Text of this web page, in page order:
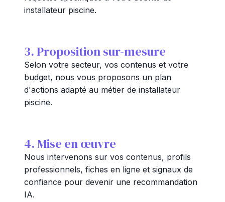
installateur piscine.
3. Proposition sur-mesure
Selon votre secteur, vos contenus et votre
budget, nous vous proposons un plan
d'actions adapté au métier de installateur
piscine.
4. Mise en œuvre
Nous intervenons sur vos contenus, profils
professionnels, fiches en ligne et signaux de
confiance pour devenir une recommandation
IA.